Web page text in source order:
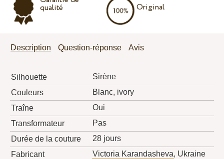
qualité Original
Description Question-réponse Avis
Silhouette
Sirène
Couleurs
Blanc, ivory
Traîne
Oui
Transformateur
Pas
Durée de la couture
28 jours
Fabricant
Victoria Karandasheva, Ukraine